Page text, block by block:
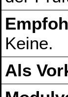
Keine.
Als